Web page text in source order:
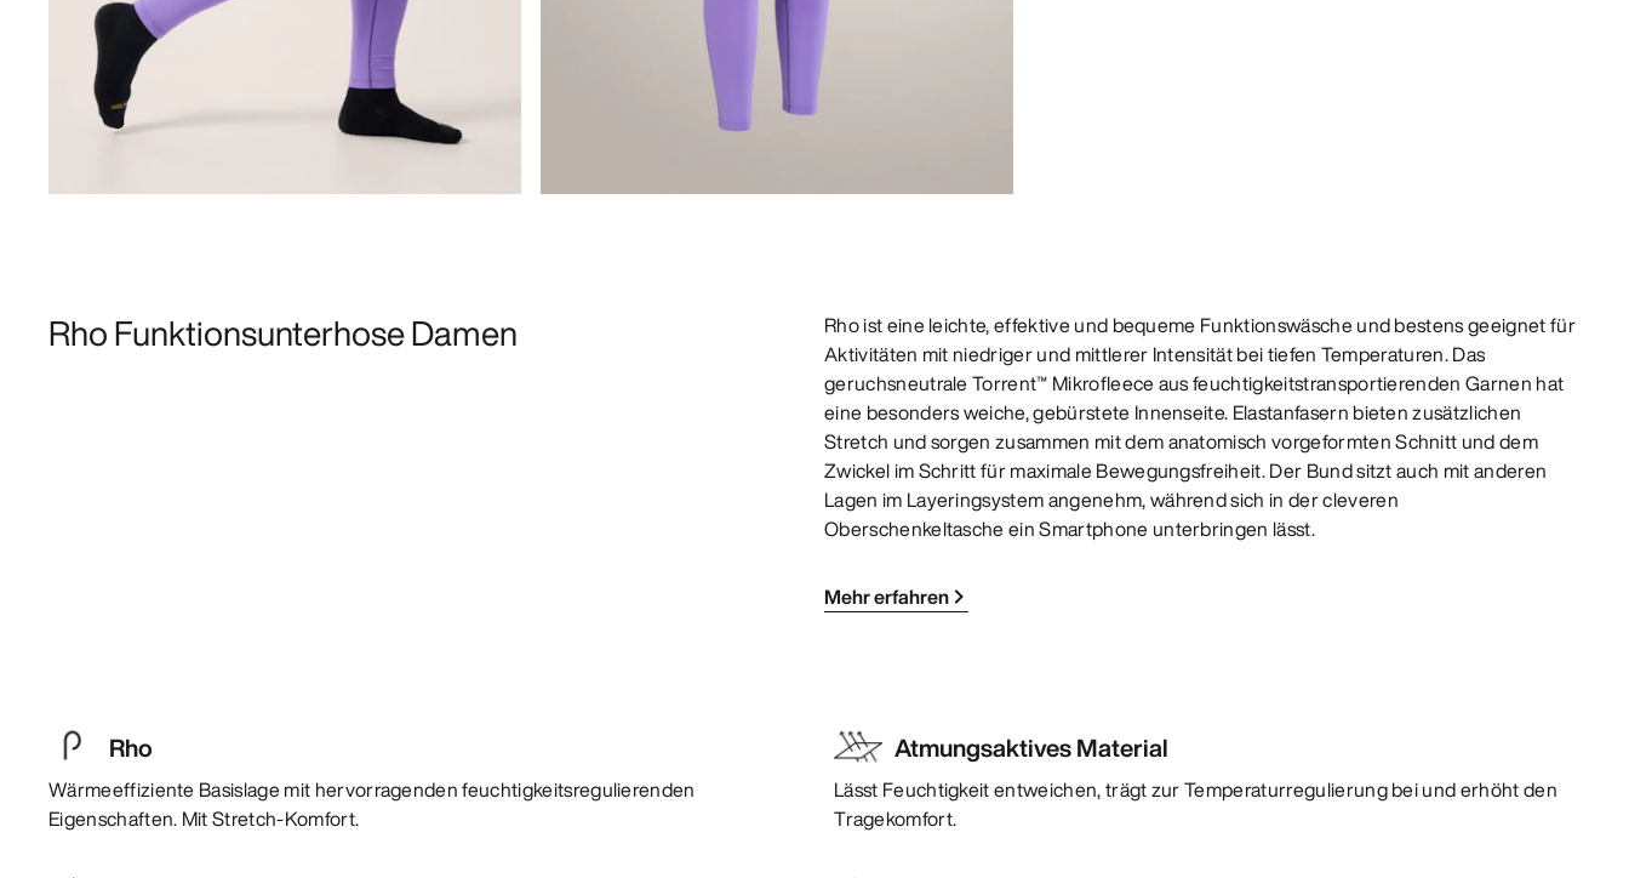
Rho Funktionsunterhose Damen
Rho ist eine leichte, effektive und bequeme Funktionswäsche und bestens geeignet für
Aktivitäten mit niedriger und mittlerer Intensität bei tiefen Temperaturen. Das
geruchsneutrale Torrent™ Mikrofleece aus feuchtigkeitstransportierenden Garnen hat
eine besonders weiche, gebürstete Innenseite. Elastanfasern bieten zusätzlichen
Stretch und sorgen zusammen mit dem anatomisch vorgeformten Schnitt und dem
Zwickel im Schritt für maximale Bewegungsfreiheit. Der Bund sitzt auch mit anderen
Lagen im Layeringsystem angenehm, während sich in der cleveren
Oberschenkeltasche ein Smartphone unterbringen lässt.
Mehr erfahren
Rho
Wärmeeffiziente Basislage mit hervorragenden feuchtigkeitsregulierenden
Eigenschaften. Mit Stretch-Komfort.
Atmungsaktives Material
Lässt Feuchtigkeit entweichen, trägt zur Temperaturregulierung bei und erhöht den
Tragekomfort.